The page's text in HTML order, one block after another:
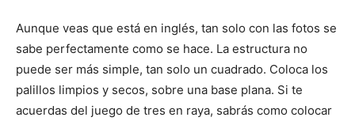
Aunque veas que está en inglés, tan solo con las fotos se
sabe perfectamente como se hace. La estructura no
puede ser más simple, tan solo un cuadrado. Coloca los
palillos limpios y secos, sobre una base plana. Si te
acuerdas del juego de tres en raya, sabrás como colocar